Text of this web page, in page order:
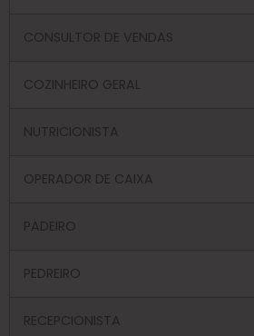
CONSULTOR DE VENDAS
COZINHEIRO GERAL
NUTRICIONISTA
OPERADOR DE CAIXA
PADEIRO
PEDREIRO
RECEPCIONISTA